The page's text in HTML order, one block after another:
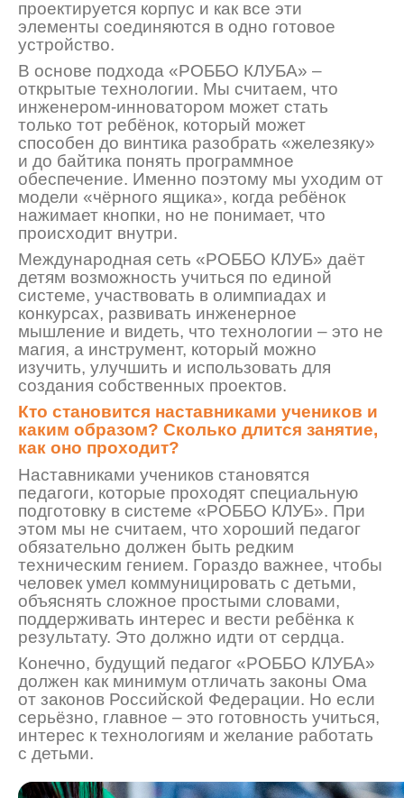
проектируется корпус и как все эти
элементы соединяются в одно готовое
устройство.
В основе подхода «РОББО КЛУБА» –
открытые технологии. Мы считаем, что
инженером-инноватором может стать
только тот ребёнок, который может
способен до винтика разобрать «железяку»
и до байтика понять программное
обеспечение. Именно поэтому мы уходим от
модели «чёрного ящика», когда ребёнок
нажимает кнопки, но не понимает, что
происходит внутри.
Международная сеть «РОББО КЛУБ» даёт
детям возможность учиться по единой
системе, участвовать в олимпиадах и
конкурсах, развивать инженерное
мышление и видеть, что технологии – это не
магия, а инструмент, который можно
изучить, улучшить и использовать для
создания собственных проектов.
Кто становится наставниками учеников и
каким образом? Сколько длится занятие,
как оно проходит?
Наставниками учеников становятся
педагоги, которые проходят специальную
подготовку в системе «РОББО КЛУБ». При
этом мы не считаем, что хороший педагог
обязательно должен быть редким
техническим гением. Гораздо важнее, чтобы
человек умел коммуницировать с детьми,
объяснять сложное простыми словами,
поддерживать интерес и вести ребёнка к
результату. Это должно идти от сердца.
Конечно, будущий педагог «РОББО КЛУБА»
должен как минимум отличать законы Ома
от законов Российской Федерации. Но если
серьёзно, главное – это готовность учиться,
интерес к технологиям и желание работать
с детьми.